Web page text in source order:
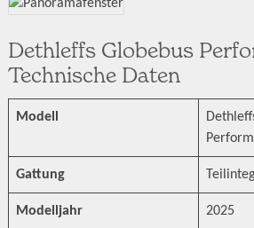
Dethleffs Globebus
Technische Daten
Modell
Gattung
Modelljahr 2025